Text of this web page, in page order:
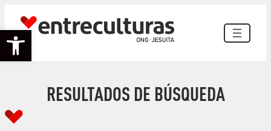
Abrir barra de herramientas
RESULTADOS DE BÚSQUEDA